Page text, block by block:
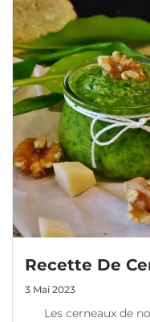
Recette De
3 Mai 2023
Les cerneaux de